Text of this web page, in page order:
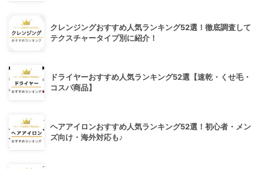
クレンジングおすすめ人気ランキング52選！徹底調査して
テクスチャータイプ別に紹介！
ドライヤーおすすめ人気ランキング52選【速乾・くせ毛・
コスパ商品】
ヘアアイロンおすすめ人気ランキング52選！初心者・メン
ズ向け・海外対応も♪